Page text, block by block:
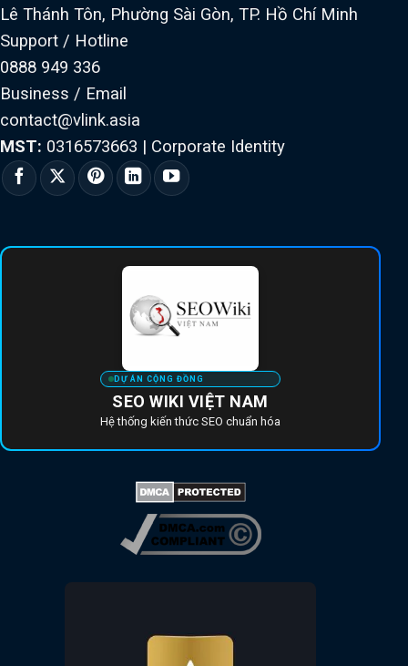
Lê Thánh Tôn, Phường Sài Gòn, TP. Hồ Chí Minh
Support / Hotline
0888 949 336
Business / Email
contact@vlink.asia
MST: 0316573663 | Corporate Identity
DỰ ÁN CỘNG ĐỒNG
SEO WIKI VIỆT NAM
Hệ thống kiến thức SEO chuẩn hóa